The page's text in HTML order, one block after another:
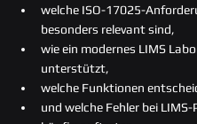
welche ISO-17025-
besonders relevant sind,
wie ein modernes LIMS
unterstützt,
welche Funktionen
und welche Fehler bei LIMS-